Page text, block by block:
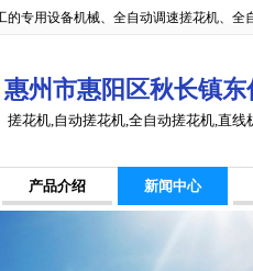
专用设备机械、全自动调速搓花机、
惠州市惠阳区秋长镇
搓花机,自动搓花机,全自动搓花机,直线
产品介绍 新闻中心